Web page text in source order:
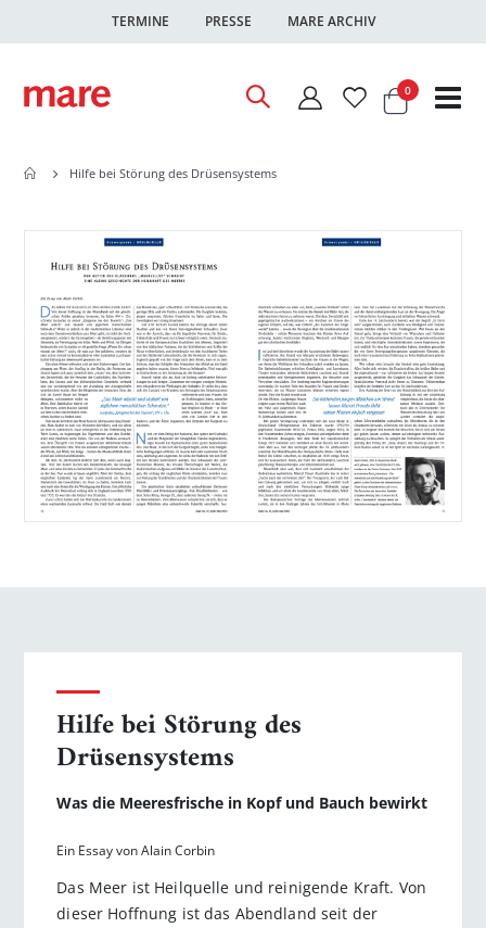
TERMINE PRESSE MARE ARCHIV
Warenkorb
0Artikel
Hilfe bei Störung des Drüsensystems
Ende
der
Bildgalerie
springen
Anfang
der
Bildgalerie
springen
Hilfe bei Störung des
Drüsensystems
Was die Meeresfrische in Kopf und Bauch bewirkt
Ein Essay von Alain Corbin
Das Meer ist Heilquelle und reinigende Kraft. Von
dieser Hoffnung ist das Abendland seit der